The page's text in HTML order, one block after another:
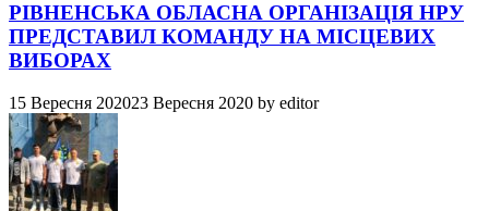
РІВНЕНСЬКА ОБЛАСНА ОРГАНІЗАЦІЯ НРУ
ПРЕДСТАВИЛ КОМАНДУ НА МІСЦЕВИХ
ВИБОРАХ
15 Вересня 202023 Вересня 2020 by editor